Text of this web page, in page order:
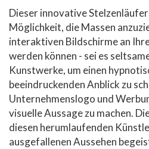
Dieser innovative
Möglichkeit, die Massen
interaktiven Bildschirme an
werden können - sei es
Kunstwerke, um einen
beeindruckenden Anblick zu
Unternehmenslogo und
visuelle Aussage zu machen.
diesen herumlaufenden
ausgefallenen Aussehen